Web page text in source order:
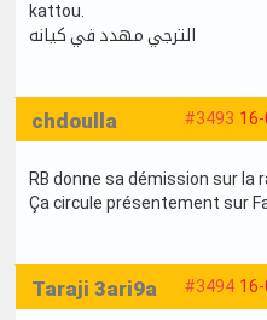
kattou.
الترجي مهدد في كيانه
#3493
chdoulla
RB donne sa démission sur la
Ça circule présentement sur
#3494
Taraji 3ari9a